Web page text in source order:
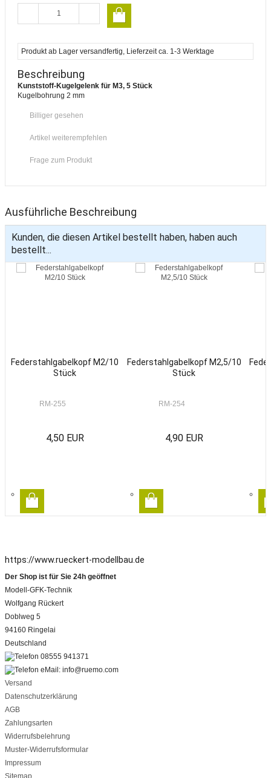
Produkt ab Lager versandfertig, Lieferzeit ca. 1-3 Werktage
Beschreibung
Kunststoff-Kugelgelenk für M3, 5 Stück
Kugelbohrung 2 mm
Billiger gesehen
Artikel weiterempfehlen
Frage zum Produkt
Ausführliche Beschreibung
Kunden, die diesen Artikel bestellt haben, haben auch
bestellt...
Federstahlgabelkopf M2/10
Stück
RM-255
4,50 EUR
Federstahlgabelkopf M2,5/10
Stück
RM-254
4,90 EUR
https://www.rueckert-modellbau.de
Der Shop ist für Sie 24h geöffnet
Modell-GFK-Technik
Wolfgang Rückert
Doblweg 5
94160 Ringelai
Deutschland
08555 941371
eMail: info@ruemo.com
Versand
Datenschutzerklärung
AGB
Zahlungsarten
Widerrufsbelehrung
Muster-Widerrufsformular
Impressum
Sitemap